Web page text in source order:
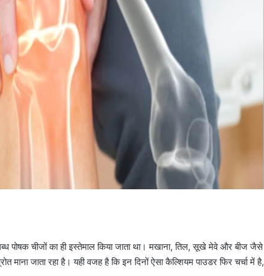
चीजों का ही इस्तेमाल किया जाता था। मखाना, तिल, सूखे मेवे और बीज जैसे
माना जाता रहा है। यही वजह है कि इन दिनों ऐसा कैल्शियम पाउडर फिर चर्चा में है,